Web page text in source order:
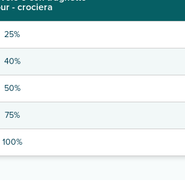
- crociera
25%
40%
50%
75%
100%